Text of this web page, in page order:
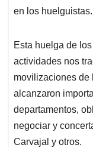
en los huelguistas.
Esta huelga de
actividades nos
movilizaciones de
alcanzaron
departamentos,
negociar y
Carvajal y otros.